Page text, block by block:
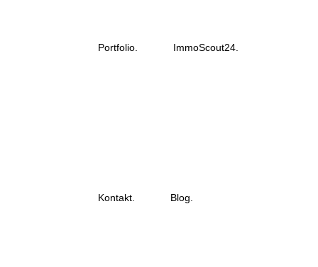
Portfolio. ImmoScout24.
Kontakt. Blog.